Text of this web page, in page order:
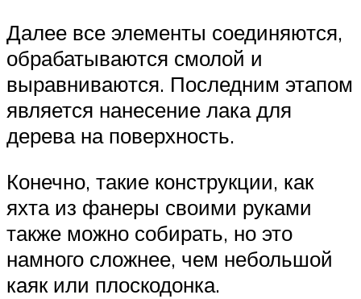
Далее все элементы соединяются,
обрабатываются смолой и
выравниваются. Последним этапом
является нанесение лака для
дерева на поверхность.
Конечно, такие конструкции, как
яхта из фанеры своими руками
также можно собирать, но это
намного сложнее, чем небольшой
каяк или плоскодонка.